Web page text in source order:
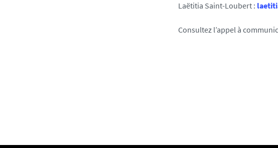
Laëtitia Saint-Loubert :
Consultez l’appel à